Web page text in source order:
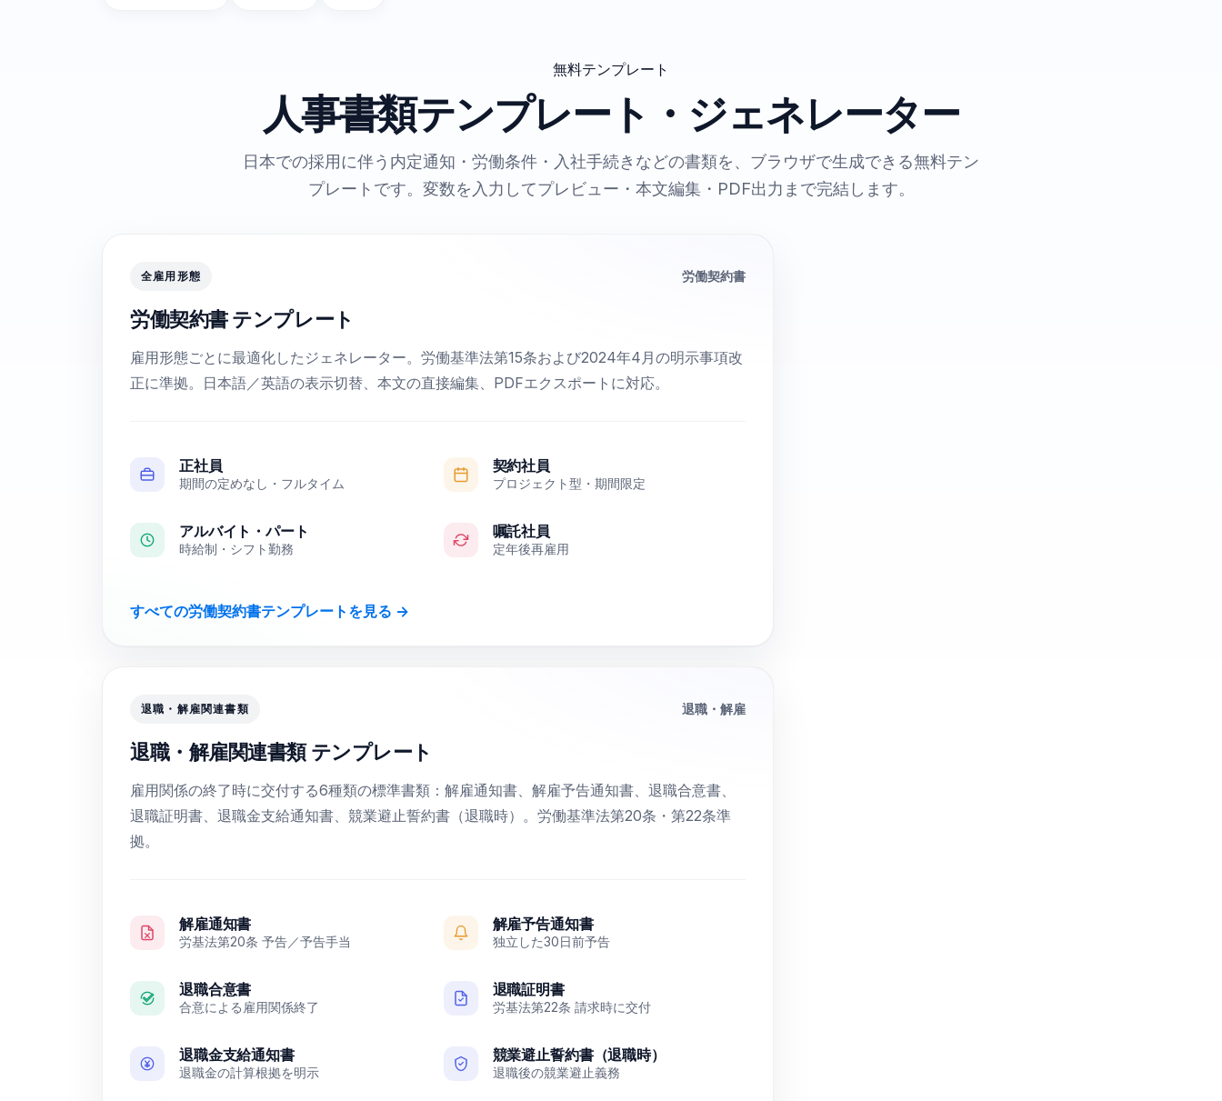
無料テンプレート
人事書類テンプレート・ジェネレーター
日本での採用に伴う内定通知・労働条件・入社手続きなどの書類を、ブラウザで生成できる無料テン
プレートです。変数を入力してプレビュー・本文編集・PDF出力まで完結します。
全雇用形態 労働契約書
労働契約書 テンプレート
雇用形態ごとに最適化したジェネレーター。労働基準法第15条および2024年4月の明示事項改
正に準拠。日本語／英語の表示切替、本文の直接編集、PDFエクスポートに対応。
正社員
期間の定めなし・フルタイム
契約社員
プロジェクト型・期間限定
アルバイト・パート
時給制・シフト勤務
嘱託社員
定年後再雇用
すべての労働契約書テンプレートを見る →
退職・解雇関連書類 退職・解雇
退職・解雇関連書類 テンプレート
雇用関係の終了時に交付する6種類の標準書類：解雇通知書、解雇予告通知書、退職合意書、
退職証明書、退職金支給通知書、競業避止誓約書（退職時）。労働基準法第20条・第22条準
拠。
解雇通知書
労基法第20条 予告／予告手当
解雇予告通知書
独立した30日前予告
退職合意書
合意による雇用関係終了
退職証明書
労基法第22条 請求時に交付
退職金支給通知書
退職金の計算根拠を明示
競業避止誓約書（退職時）
退職後の競業避止義務